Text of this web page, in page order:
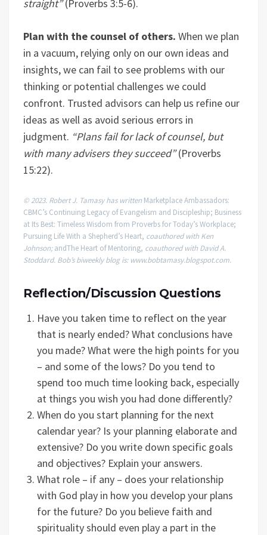
straight”(Proverbs 3:5-6).
Plan with the counsel of others. When we plan
in a vacuum, relying only on our own ideas and
insights, we can fail to see problems with our
thinking or potential challenges we could
confront. Trusted advisors can help us refine our
ideas as well as avoid serious errors in
judgment. “Plans fail for lack of counsel, but
with many advisers they succeed”(Proverbs
15:22).
© 2023. Robert J. Tamasy has written Marketplace Ambassadors:
CBMC’s Continuing Legacy of Evangelism and Discipleship; Business
at Its Best: Timeless Wisdom from Proverbs for Today’s Workplace;
Pursuing Life With a Shepherd’s Heart, coauthored with Ken
Johnson;andThe Heart of Mentoring, coauthored with David A.
Stoddard. Bob’s biweekly blog is: www.bobtamasy.blogspot.com.
Reflection/Discussion Questions
Have you taken time to reflect on the year
that is nearly ended? What conclusions have
you made? What were the high points for you
– and some of the lows? Do you tend to
spend too much time looking back, especially
at things you wish you had done differently?
When do you start planning for the next
calendar year? Is your planning elaborate and
extensive? Do you write down specific goals
and objectives? Explain your answers.
What role – if any – does your relationship
with God play in how you develop your plans
for the future? Do you believe faith and
spirituality should even play a part in the